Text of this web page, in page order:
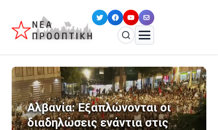
Αλβανία: Εξαπλώνονται οι
διαδηλώσεις ενάντια στις